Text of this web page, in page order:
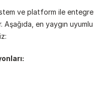
ve platform ile entegre
Aşağıda, en yaygın uyumlu